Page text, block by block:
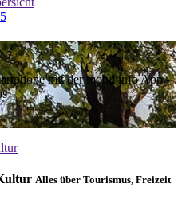
mit der mobil info App -
Alles über Tourismus, Freizeit